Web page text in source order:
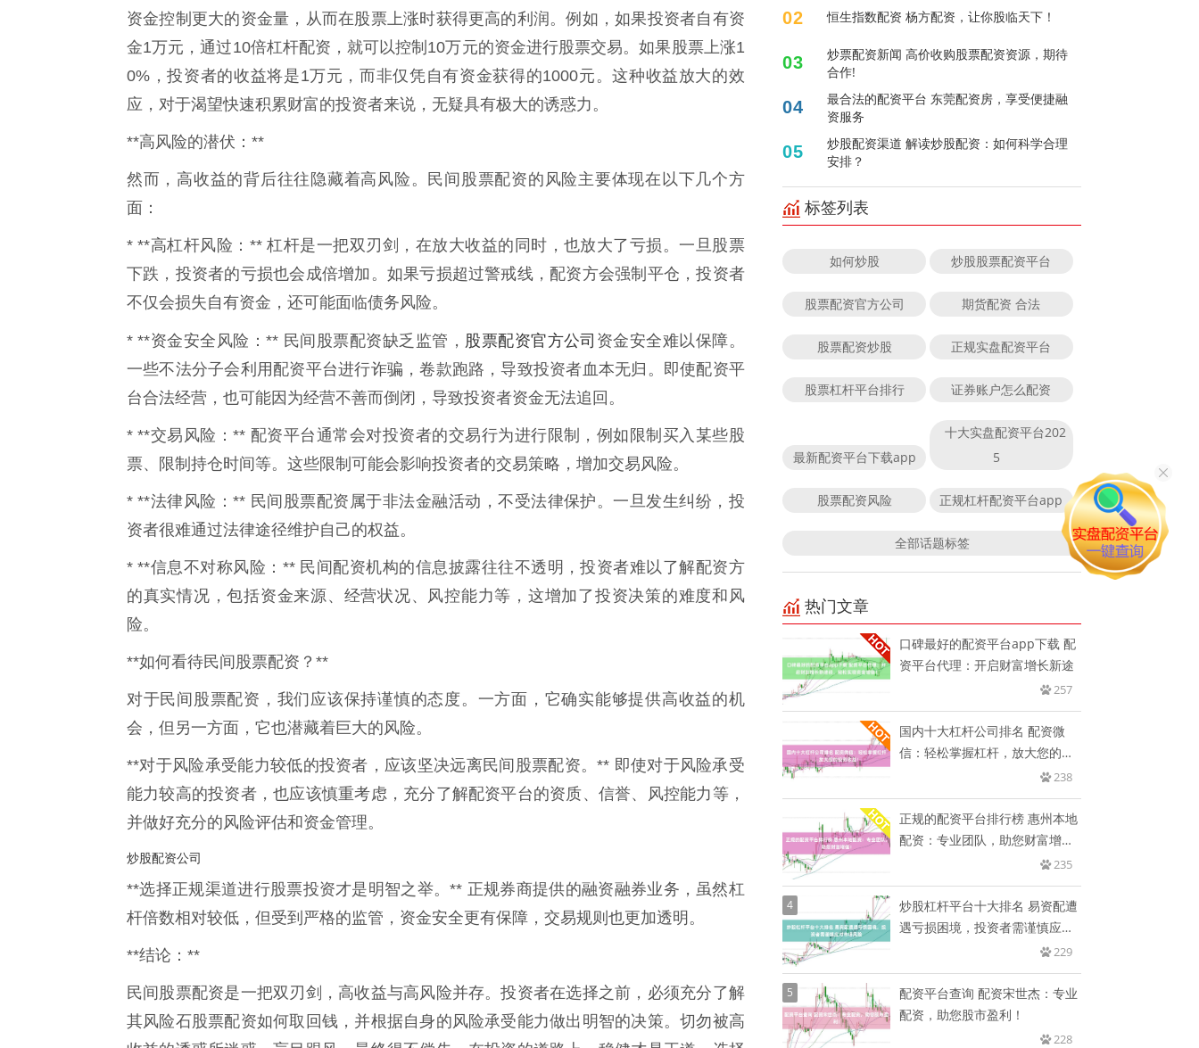
资金控制更大的资金量，从而在股票上涨时获得更高的利润。例如，如果投资者自有资
金1万元，通过10倍杠杆配资，就可以控制10万元的资金进行股票交易。如果股票上涨1
0%，投资者的收益将是1万元，而非仅凭自有资金获得的1000元。这种收益放大的效
应，对于渴望快速积累财富的投资者来说，无疑具有极大的诱惑力。
**高风险的潜伏：**
然而，高收益的背后往往隐藏着高风险。民间股票配资的风险主要体现在以下几个方
面：
* **高杠杆风险：** 杠杆是一把双刃剑，在放大收益的同时，也放大了亏损。一旦股票
下跌，投资者的亏损也会成倍增加。如果亏损超过警戒线，配资方会强制平仓，投资者
不仅会损失自有资金，还可能面临债务风险。
* **资金安全风险：** 民间股票配资缺乏监管， 股票配资官方公司 资金安全难以保障。
一些不法分子会利用配资平台进行诈骗，卷款跑路，导致投资者血本无归。即使配资平
台合法经营，也可能因为经营不善而倒闭，导致投资者资金无法追回。
* **交易风险：** 配资平台通常会对投资者的交易行为进行限制，例如限制买入某些股
票、限制持仓时间等。这些限制可能会影响投资者的交易策略，增加交易风险。
* **法律风险：** 民间股票配资属于非法金融活动，不受法律保护。一旦发生纠纷，投
资者很难通过法律途径维护自己的权益。
* **信息不对称风险：** 民间配资机构的信息披露往往不透明，投资者难以了解配资方
的真实情况，包括资金来源、经营状况、风控能力等，这增加了投资决策的难度和风
险。
**如何看待民间股票配资？**
对于民间股票配资，我们应该保持谨慎的态度。一方面，它确实能够提供高收益的机
会，但另一方面，它也潜藏着巨大的风险。
**对于风险承受能力较低的投资者，应该坚决远离民间股票配资。** 即使对于风险承受
能力较高的投资者，也应该慎重考虑，充分了解配资平台的资质、信誉、风控能力等，
并做好充分的风险评估和资金管理。
炒股配资公司
**选择正规渠道进行股票投资才是明智之举。** 正规券商提供的融资融券业务，虽然杠
杆倍数相对较低，但受到严格的监管，资金安全更有保障，交易规则也更加透明。
**结论：**
民间股票配资是一把双刃剑，高收益与高风险并存。投资者在选择之前，必须充分了解
其风险石股票配资如何取回钱，并根据自身的风险承受能力做出明智的决策。切勿被高
02 恒生指数配资 杨方配资，让你股临天下！
03
炒票配资新闻 高价收购股票配资资源，期待
合作!
04
最合法的配资平台 东莞配资房，享受便捷融
资服务
05
炒股配资渠道 解读炒股配资：如何科学合理
安排？
标签列表
如何炒股 炒股股票配资平台
股票配资官方公司 期货配资 合法
股票配资炒股 正规实盘配资平台
股票杠杆平台排行 证券账户怎么配资
最新配资平台下载app
十大实盘配资平台202
5
股票配资风险 正规杠杆配资平台app
全部话题标签
热门文章
口碑最好的配资平台app下载 配
资平台代理：开启财富增长新途
257
国内十大杠杆公司排名 配资微
信：轻松掌握杠杆，放大您的投
238
正规的配资平台排行榜 惠州本地
配资：专业团队，助您财富增
235
4
炒股杠杆平台十大排名 易资配遭
遇亏损困境，投资者需谨慎应对
229
5
配资平台查询 配资宋世杰：专业
配资，助您股市盈利！
228